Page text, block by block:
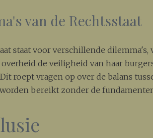
van de Rechtsstaat
staat voor verschillende
de veiligheid van haar
roept vragen op over de balans
bereikt zonder de